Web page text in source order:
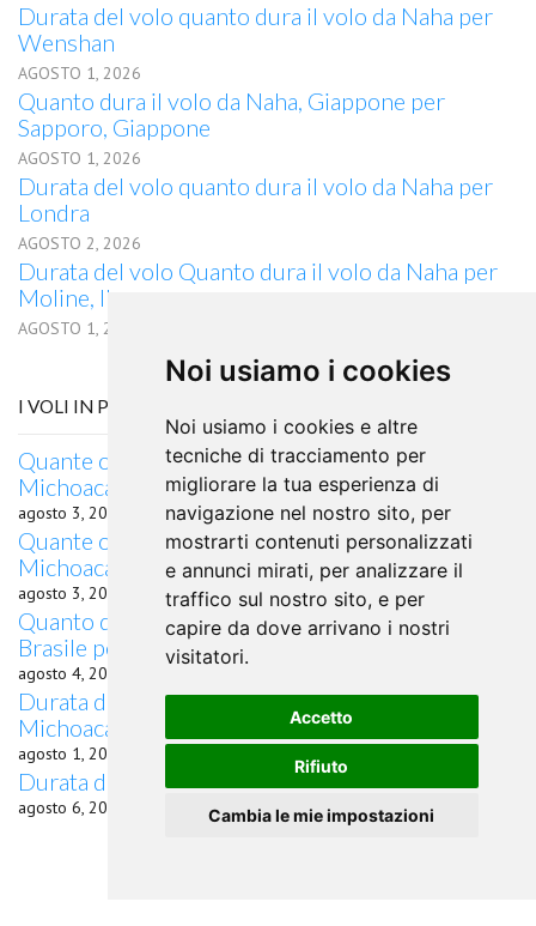
Noi usiamo i cookies
Noi usiamo i cookies e altre
tecniche di tracciamento per
migliorare la tua esperienza di
navigazione nel nostro sito, per
mostrarti contenuti personalizzati
e annunci mirati, per analizzare il
traffico sul nostro sito, e per
capire da dove arrivano i nostri
visitatori.
Accetto
Rifiuto
Cambia le mie impostazioni
Durata del volo quanto dura il volo da Naha per
Wenshan
AGOSTO 1, 2026
Quanto dura il volo da Naha, Giappone per
Sapporo, Giappone
AGOSTO 1, 2026
Durata del volo quanto dura il volo da Naha per
Londra
AGOSTO 2, 2026
Durata del volo Quanto dura il volo da Naha per
Moline, IL
AGOSTO 1, 2026
I VOLI IN PARTENZA DA URUAPAN, MICHOACAN
Quante ore di volo occorrono da Uruapan,
Michoacan a Salisburgo?
agosto 3, 2026
Quante ore di volo occorrono da Uruapan,
Michoacan a Charleston, SC?
agosto 3, 2026
Quanto dura il volo da Uruapan, Michoacan,
Brasile per Recife, Messico
agosto 4, 2026
Durata del volo quanto dura il volo da Uruapan,
Michoacan per Saarbrücken
agosto 1, 2026
Durata del volo da Uruapan, Michoacan per Växjö
agosto 6, 2026